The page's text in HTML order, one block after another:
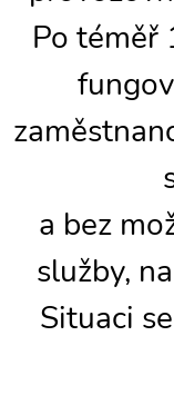
Po téměř
a bez
služby,
Situaci